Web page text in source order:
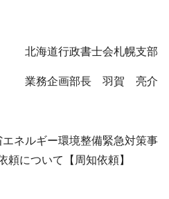
北海道行政書士会札幌支部
業務企画部長 羽賀 亮介
ネルギー環境整備緊急対策事
について【周知依頼】